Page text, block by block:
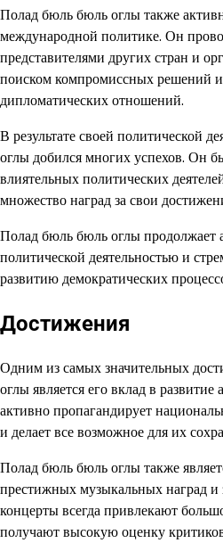
Полад бюль бюль оглы также
международной политике. Он
представителями других стран и
поиском компромиссных решений
дипломатических отношений.
В результате своей политической
оглы добился многих успехов. Он
влиятельных политических
множество наград за свои
Полад бюль бюль оглы продолжает
политической деятельностью и
развитию демократических
Достижения
Одним из самых значительных
оглы является его вклад в
активно пропагандирует
и делает все возможное для их
Полад бюль бюль оглы также
престижных музыкальных наград
концерты всегда привлекают
получают высокую оценку